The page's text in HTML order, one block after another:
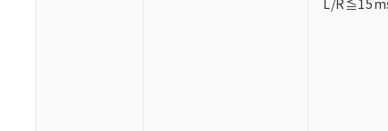
L/R≦15ms
在庫状況
マイパー
お客様が
※2 対応予定
部品在庫の切
「ｅ」：有害
「10」：通常
当社は、
また当社
一定数
在庫
機器